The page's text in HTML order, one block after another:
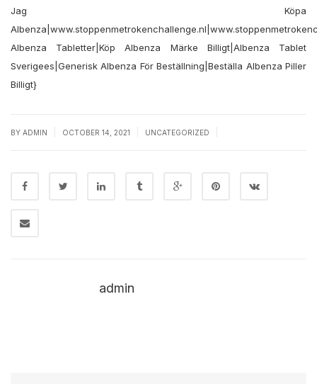
Jag Köpa
Albenza Tabletter|Köp Albenza Märke Billigt|Albenza Tablet
Sverigees|Generisk Albenza För Beställning|Beställa Albenza Piller
Billigt}
BY ADMIN OCTOBER 14, 2021 UNCATEGORIZED
admin